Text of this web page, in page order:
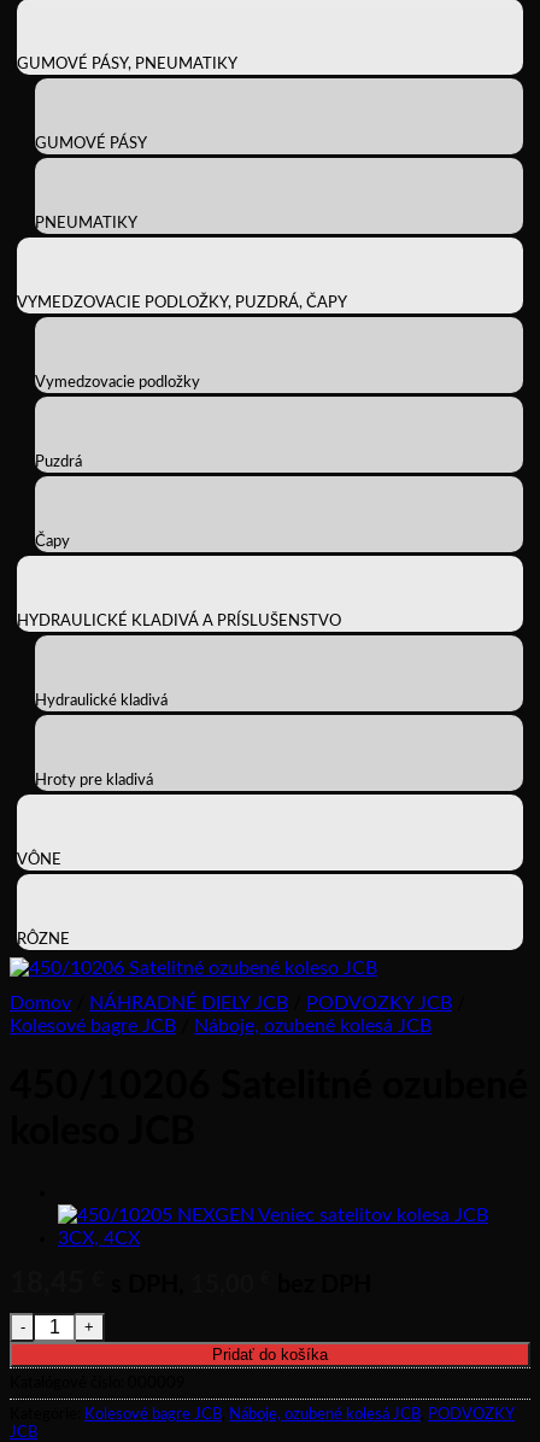
GUMOVÉ PÁSY, PNEUMATIKY
GUMOVÉ PÁSY
PNEUMATIKY
VYMEDZOVACIE PODLOŽKY, PUZDRÁ, ČAPY
Vymedzovacie podložky
Puzdrá
Čapy
HYDRAULICKÉ KLADIVÁ A PRÍSLUŠENSTVO
Hydraulické kladivá
Hroty pre kladivá
VÔNE
RÔZNE
Domov NÁHRADNÉ DIELY JCB PODVOZKY JCB
Kolesové bagre JCB
Náboje, ozubené kolesá JCB
množstvo 450/10206 Satelitné ozubené koleso JCB
Pridať do košíka
Kolesové bagre JCB Náboje, ozubené kolesá JCB
PODVOZKY
JCB